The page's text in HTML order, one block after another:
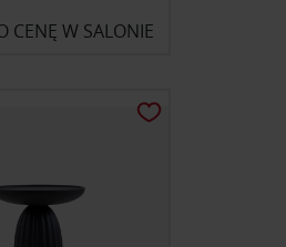
CENĘ W SALONIE